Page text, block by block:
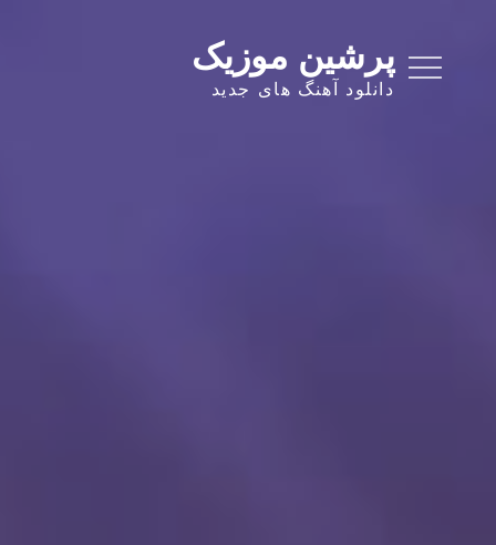
content
پرشین موزیک
دانلود آهنگ های جدید